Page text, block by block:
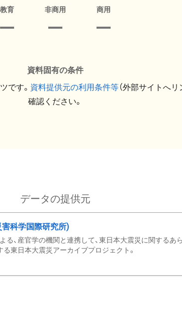
教育 非商用 商用
資料固有の条件
です。 資料提供元の利用条件等（外部サイトへリ
確認ください。
データの提供元
科学国際研究所)
、産官学の機関と連携して、東日本大震災に関するあら
東日本大震災アーカイブプロジェクト。